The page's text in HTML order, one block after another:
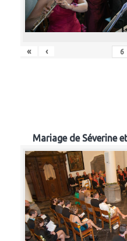
« ‹
Mariage de Séverine